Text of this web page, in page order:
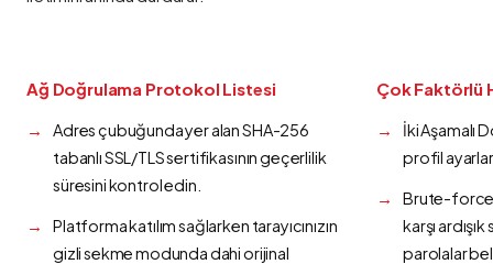
Ağ Doğrulama Protokol Listesi
Adres çubuğunda yer alan SHA-256
tabanlı SSL/TLS sertifikasının geçerlilik
süresini kontrol edin.
Platforma katılım sağlarken tarayıcınızın
gizli sekme modunda dahi orijinal
Çok Faktörlü
İki Aşamalı
profil
Brute-force
karşı
parolalar